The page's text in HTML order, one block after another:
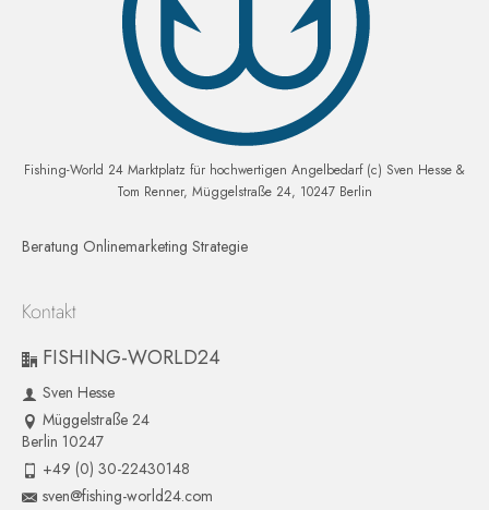
Fishing-World 24 Marktplatz für hochwertigen Angelbedarf (c) Sven Hesse &
Tom Renner, Müggelstraße 24, 10247 Berlin
Beratung Onlinemarketing Strategie
Kontakt
FISHING-WORLD24
Sven Hesse
Müggelstraße 24
Berlin 10247
+49 (0) 30-22430148
sven@fishing-world24.com